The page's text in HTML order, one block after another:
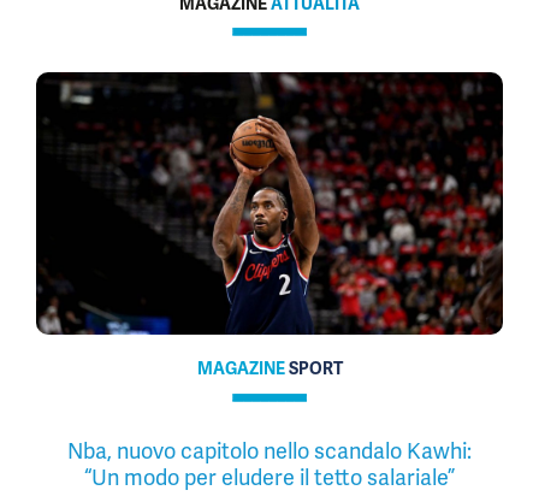
MAGAZINESPORT
Nba, nuovo capitolo nello scandalo Kawhi:
“Un modo per eludere il tetto salariale”